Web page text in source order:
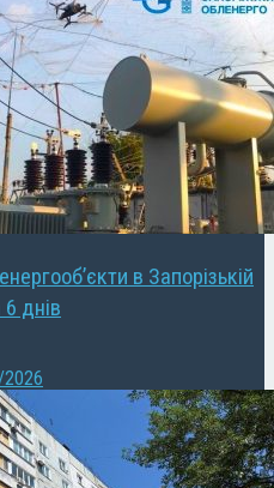
в Запорізькій
6 днів